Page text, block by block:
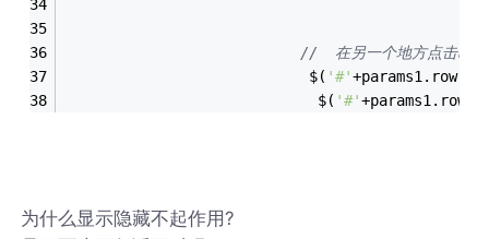
//  在另一个地方点击时写
                            $(
'#'
                             $(
'#'
为什么显示隐藏不起作用?